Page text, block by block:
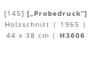
[145] [„Probedruck”]
Holzschnitt | 1965 |
44 x 38 cm |
H3606